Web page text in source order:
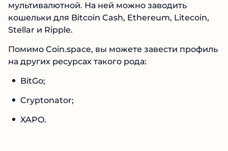
мультивалютной. На ней можно заводить
кошельки для Bitcoin Cash, Ethereum, Litecoin,
Stellar и Ripple.
Помимо Coin.space, вы можете завести профиль
на других ресурсах такого рода:
BitGo;
Cryptonator;
XAPO.